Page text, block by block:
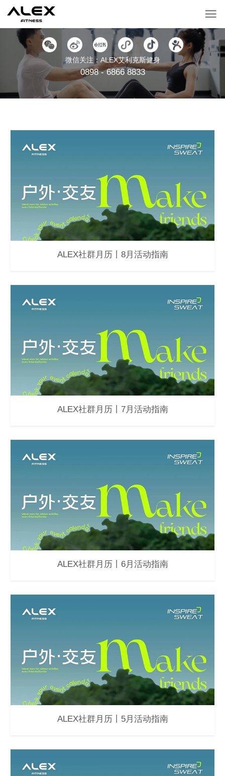
微信关注：ALEX艾利克斯健身
0898 - 6866 8833
ALEX社群月历丨8月活动指南
ALEX社群月历丨7月活动指南
ALEX社群月历丨6月活动指南
ALEX社群月历丨5月活动指南